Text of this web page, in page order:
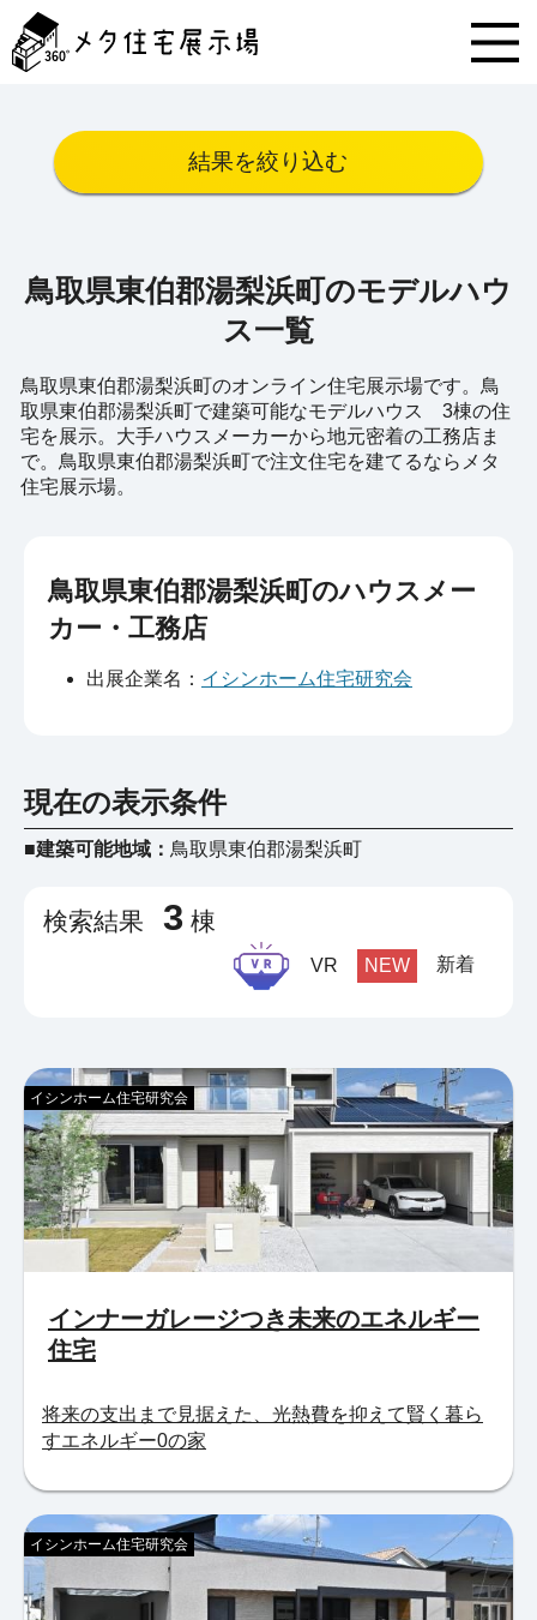
タ
住
結果を絞り込む
鳥取県東伯郡湯梨浜町のモデルハウ
ス一覧
鳥取県東伯郡湯梨浜町のオンライン住宅展示場です。鳥
取県東伯郡湯梨浜町で建築可能なモデルハウス 3棟の住
宅を展示。大手ハウスメーカーから地元密着の工務店ま
で。鳥取県東伯郡湯梨浜町で注文住宅を建てるならメタ
住宅展示場。
鳥取県東伯郡湯梨浜町のハウスメー
カー・工務店
出展企業名： イシンホーム住宅研究会
現在の表示条件
■建築可能地域： 鳥取県東伯郡湯梨浜町
検索結果 3 棟
VR NEW 新着
インナーガレージつき未来のエネルギー
住宅
イシンホーム住宅研究会
将来の支出まで見据えた、光熱費を抑えて賢く暮ら
すエネルギー0の家
イシンホーム住宅研究会